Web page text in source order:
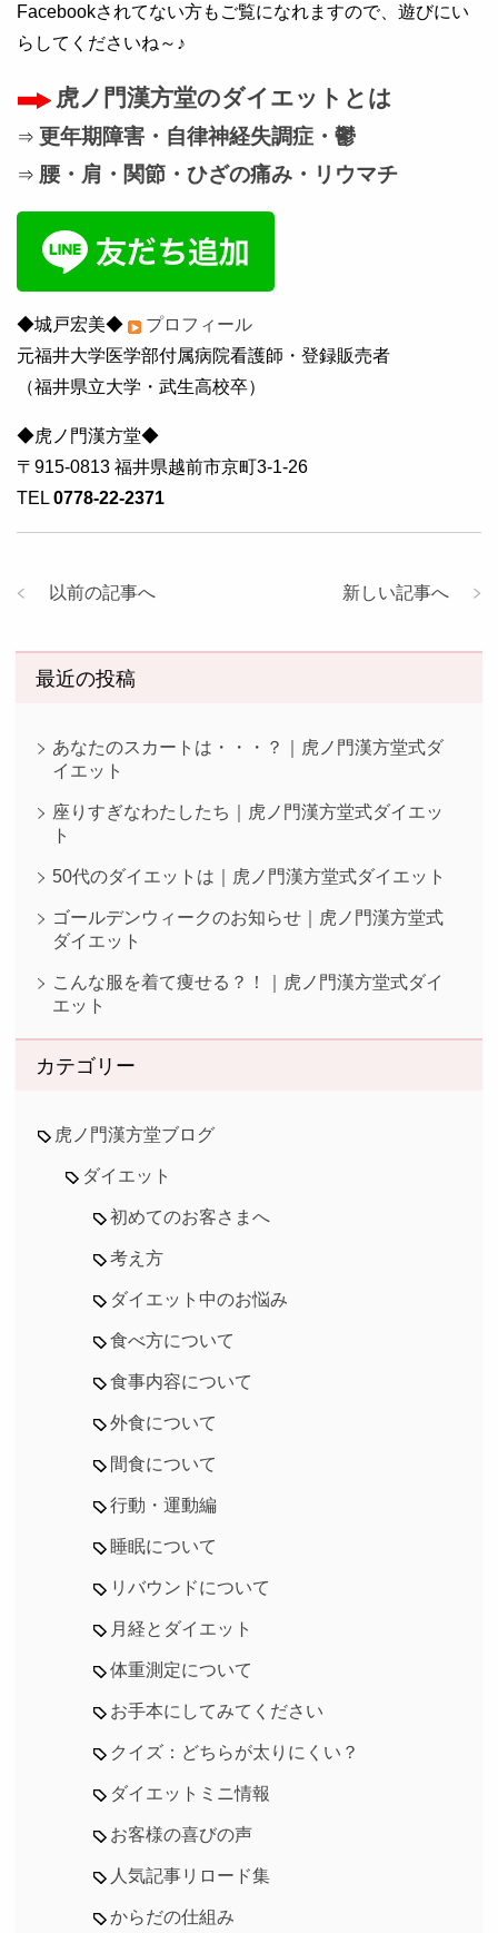
Facebookされてない方もご覧になれますので、遊びにい
らしてくださいね～♪
虎ノ門漢方堂のダイエットとは
⇒ 更年期障害・自律神経失調症・鬱
⇒ 腰・肩・関節・ひざの痛み・リウマチ
◆城戸宏美◆
プロフィール
元福井大学医学部付属病院看護師・登録販売者
（福井県立大学・武生高校卒）
◆虎ノ門漢方堂◆
〒915-0813 福井県越前市京町3-1-26
TEL 0778-22-2371
新しい記事へ
以前の記事へ
最近の投稿
あなたのスカートは・・・？｜虎ノ門漢方堂式ダ
イエット
座りすぎなわたしたち｜虎ノ門漢方堂式ダイエッ
ト
50代のダイエットは｜虎ノ門漢方堂式ダイエット
ゴールデンウィークのお知らせ｜虎ノ門漢方堂式
ダイエット
こんな服を着て痩せる？！｜虎ノ門漢方堂式ダイ
エット
カテゴリー
虎ノ門漢方堂ブログ
ダイエット
初めてのお客さまへ
考え方
ダイエット中のお悩み
食べ方について
食事内容について
外食について
間食について
行動・運動編
睡眠について
リバウンドについて
月経とダイエット
体重測定について
お手本にしてみてください
クイズ：どちらが太りにくい？
ダイエットミニ情報
お客様の喜びの声
人気記事リロード集
からだの仕組み